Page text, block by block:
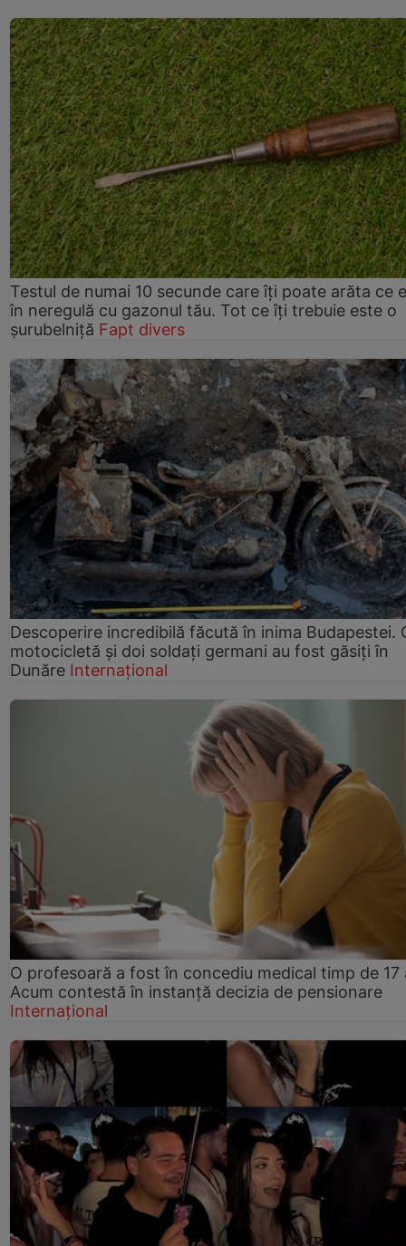
Testul de numai 10 secunde care îți poate arăta ce
în neregulă cu gazonul tău. Tot ce îți trebuie este o
șurubelniță Fapt divers
Descoperire incredibilă făcută în inima Budapestei.
motocicletă și doi soldați germani au fost găsiți în
Dunăre Internațional
O profesoară a fost în concediu medical timp de 17
Acum contestă în instanță decizia de pensionare
Internațional